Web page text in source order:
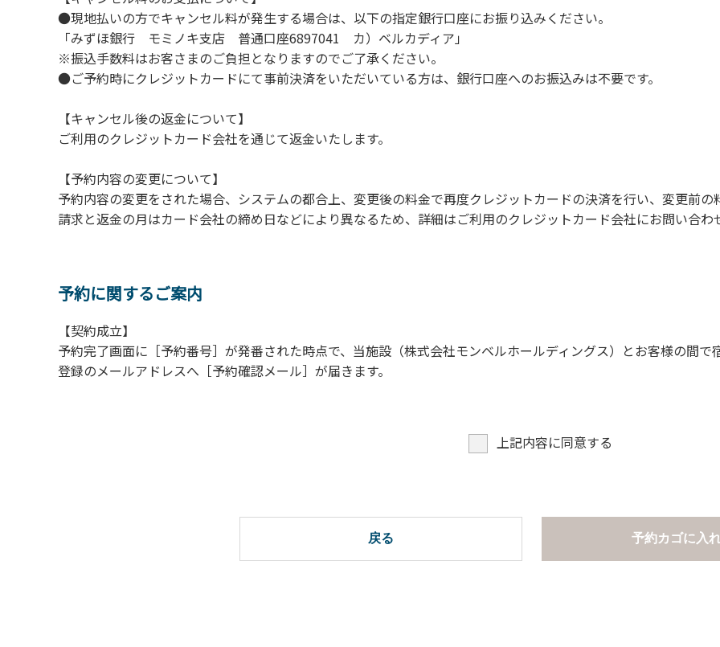
１．花火（手持ちや打ち上げなど全て）。
２．地面への直火による焚き火、BBQ、キャンプファイヤー。
３．ボールなどを使った野球、キャッチボール・サッカーなどの行為。
＊ボール遊びやバドミントン等はクライミングピナクル周辺の広場で行ってください。
テントサイト内ではまわりのサイトのご利用者の迷惑となりますので、絶対に行わないでください。
４．大きな音で音楽や楽器などを鳴らす行為 但し貸切イベントは除く。
５．発電機の使用 但し貸切イベントは除く。
６．申込みされたサイト以外のサイトの利用や共用部（シャワー棟、水道など）の占有行為。
７．ドギーキャンプサイト以外でのペット同伴の宿泊およびデイキャンプ 但し盲導犬、介助犬は除く。
８．ドギーキャンプサイト以外でのノーリード。
９．許可無く広告物の配布や掲示または物品の販売等を行なうこと 。
１０．その他 周りに迷惑となるような行為（夜間の大声での談笑等）や他人に嫌悪感を与えるような行為。
１．全室禁煙です。指定の場所で喫煙してください。
３．装飾品の持ち出しはしないでください。
４．ご訪問客とウォールテンテッド内での面会はご遠慮願います。
５．薪ストーブを使用される際は、ご利用手引きをご確認いただき、適切にご利用ください。
【ドギーキャンプサイトご利用に際してのご案内ならびに注意事項】
ご利用にあたり、愛犬の予防接種証明書を確認しています。チェックインの際に、管理棟までお持ちください
1年以内の「接種証明書原本」または、本年度の「注射済票」
●現地払いの方でキャンセル料が発生する場合は、以下の指定銀行口座にお振り込みください。
「みずほ銀行 モミノキ支店 普通口座6897041 カ）ベルカディア」
※振込手数料はお客さまのご負担となりますのでご了承ください。
●ご予約時にクレジットカードにて事前決済をいただいている方は、銀行口座へのお振込みは不要です。
【キャンセル後の返金について】
ご利用のクレジットカード会社を通じて返金いたします。
【予約内容の変更について】
予約内容の変更をされた場合、システムの都合上、変更後の料金で再度クレジットカードの決済を行い、変更前の
請求と返金の月はカード会社の締め日などにより異なるため、詳細はご利用のクレジットカード会社にお問い合わ
予約に関するご案内
【契約成立】
予約完了画面に［予約番号］が発番された時点で、当施設（株式会社モンベルホールディングス）とお客様の間で
登録のメールアドレスへ［予約確認メール］が届きます。
上記内容に同意する
戻る 予約カゴに入